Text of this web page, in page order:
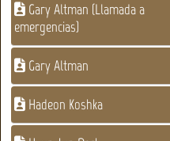
Gary Altman (Llamada a
emergencias)
Gary Altman
Hadeon Koshka